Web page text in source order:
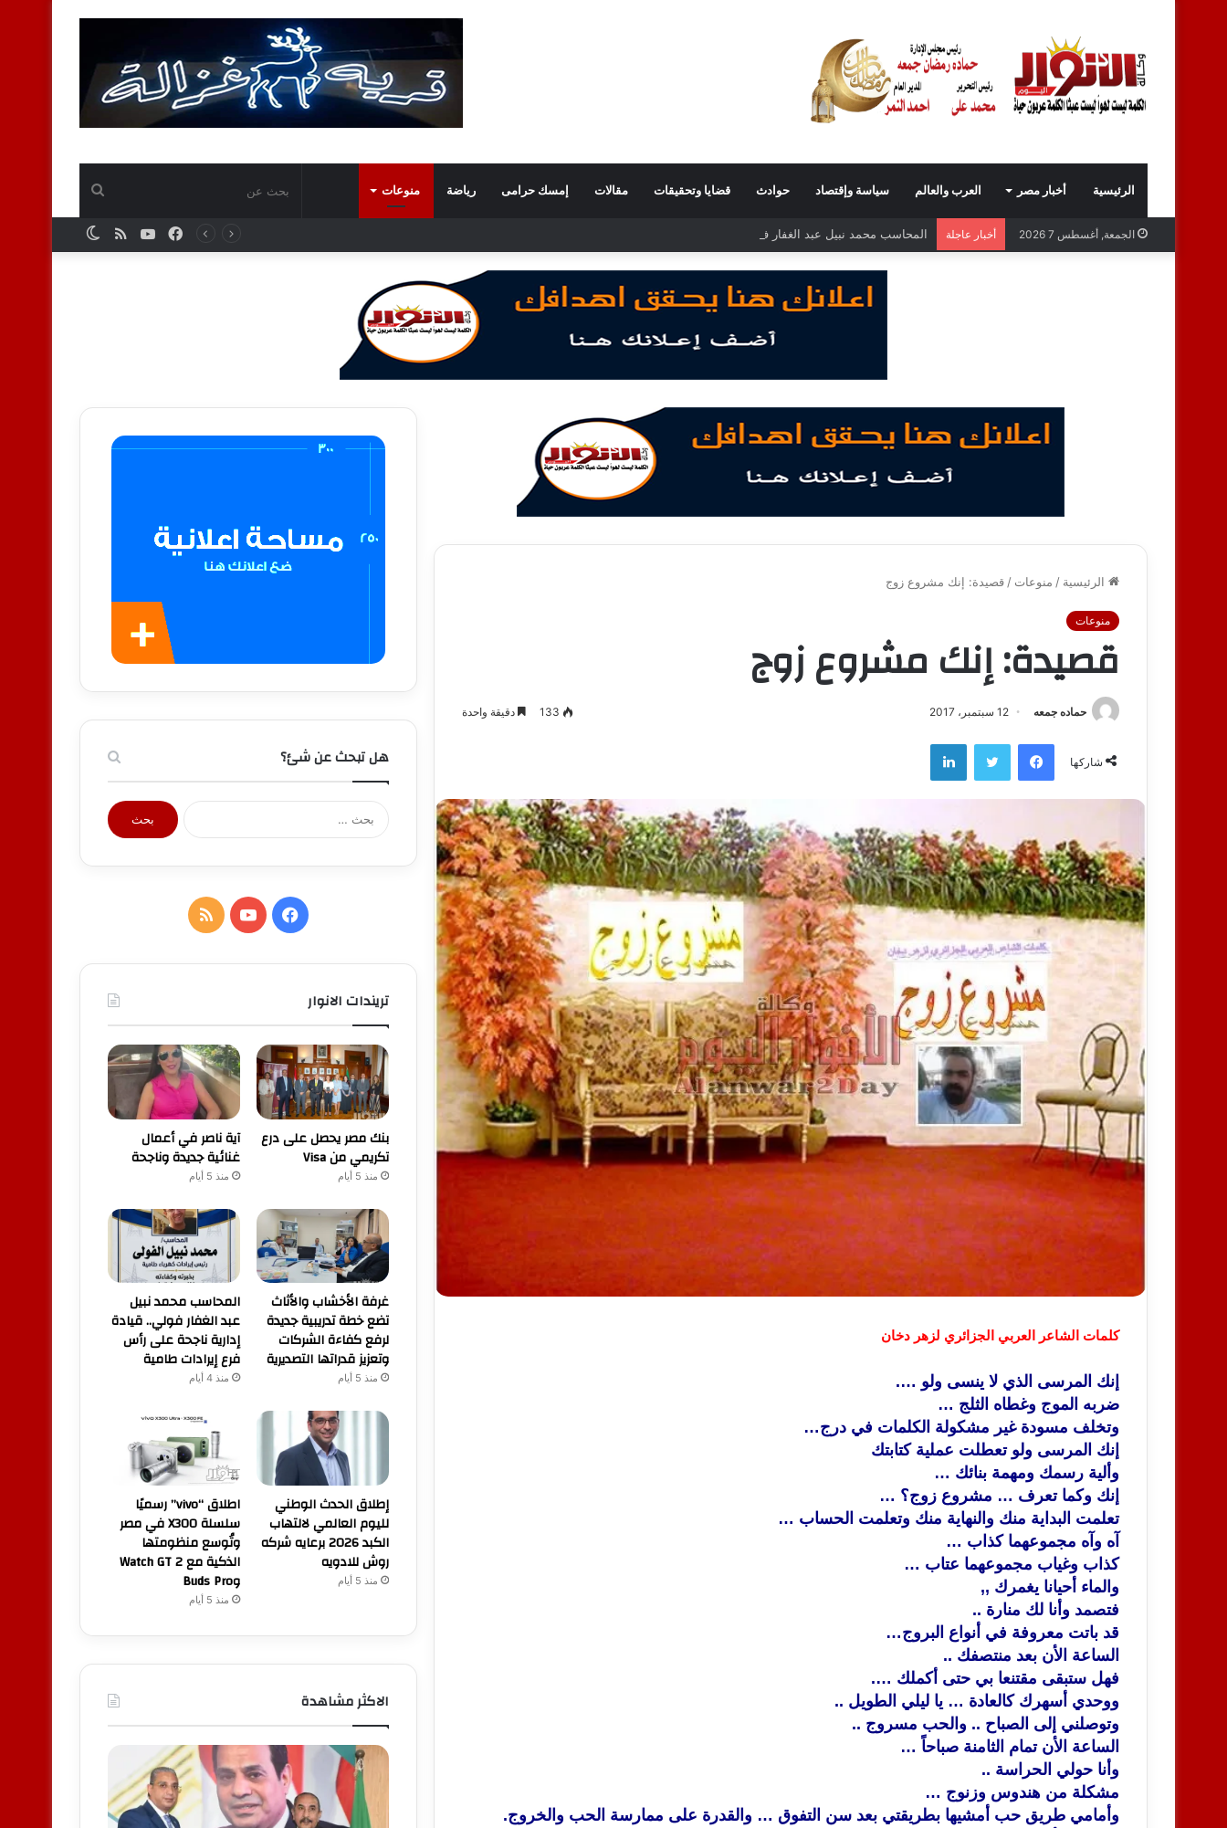
الرئيسية أخبار مصر العرب والعالم سياسة وإقتصاد حوادث قضايا وتحقيقات مقالات إمسك حرامى رياضة منوعات بحث
عن
الجمعة, أغسطس 7 2026 أخبار عاجلة المحاسب محمد نبيل عبد الغفار فولي.. قيادة إدارية ناجحة على رأس فرع إيرادات طامية
ملخصيوتيوب
فيسبوك
الرئيسية / منوعات / قصيدة: إنك مشروع زوج
منوعات
قصيدة: إنك مشروع زوج
حماده جمعه 12 سبتمبر، 2017 133 دقيقة واحدة
شاركها
فيسبوك تويتر لينكدإن
كلمات الشاعر العربي الجزائري لزهر دخان
إنك المرسى الذي لا ينسى ولو ….
ضربه الموج وغطاه الثلج …
وتخلف مسودة غير مشكولة الكلمات في درج…
إنك المرسى ولو تعطلت عملية كتابتك
وألية رسمك ومهمة بنائك …
إنك وكما تعرف … مشروع زوج؟ …
تعلمت البداية منك والنهاية منك وتعلمت الحساب …
آه وآه مجموعهما كذاب …
كذاب وغياب مجموعهما عتاب …
والماء أحيانا يغمرك ,,
فتصمد وأنا لك منارة ..
قد باتت معروفة في أنواع البروج…
الساعة الأن بعد منتصفك ..
فهل ستبقى مقتنعا بي حتى أكملك ….
ووحدي أسهرك كالعادة … يا ليلي الطويل ..
وتوصلني إلى الصباح .. والحب مسروج ..
الساعة الأن تمام الثامنة صباحاً …
وأنا حولي الحراسة ..
مشكلة من هندوس وزنوج …
وأمامي طريق حب أمشيها بطريقتي بعد سن التفوق … والقدرة على ممارسة الحب والخروج.
هل تبحث عن شئ؟
البحث
عن:
فيسبوكيوتيوبملخص
تريندات الانوار
بنك مصر يحصل على درع
تكريمي من Visa
منذ 5 أيام
آية ناصر في أعمال
غنائية جديدة وناجحة
منذ 5 أيام
غرفة الأخشاب والأثاث
تضع خطة تدريبية جديدة
لرفع كفاءة الشركات
وتعزيز قدراتها التصديرية
منذ 5 أيام
المحاسب محمد نبيل
عبد الغفار فولي.. قيادة
إدارية ناجحة على رأس
فرع إيرادات طامية
منذ 4 أيام
إطلاق الحدث الوطني
لليوم العالمي لالتهاب
الكبد 2026 برعايه شركه
روش للادويه
منذ 5 أيام
اطلاق “vivo” رسميًا
سلسلة X300 في مصر
وتُوسع منظومتها
الذكية مع Watch GT 2
وBuds Pro
منذ 5 أيام
الاكثر مشاهدة